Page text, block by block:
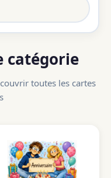
catégorie
toutes les cartes